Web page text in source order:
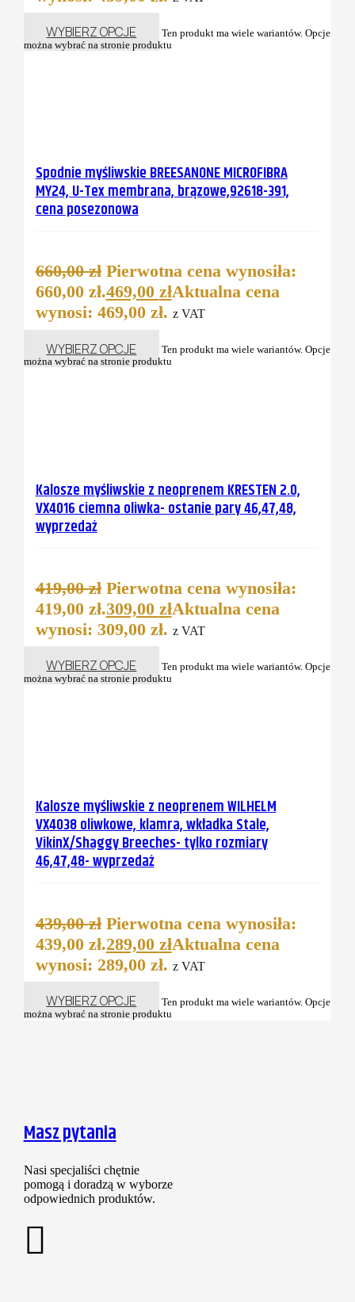
WYBIERZ OPCJE
Ten produkt ma wiele wariantów. Opcje
można wybrać na stronie produktu
Spodnie myśliwskie BREESANONE MICROFIBRA
MY24, U-Tex membrana, brązowe,92618-391,
cena posezonowa
660,00zł Pierwotna cena wynosiła:
660,00 zł.469,00 złAktualna cena
wynosi: 469,00 zł. z VAT
WYBIERZ OPCJE
Ten produkt ma wiele wariantów. Opcje
można wybrać na stronie produktu
Kalosze myśliwskie z neoprenem KRESTEN 2.0,
VX4016 ciemna oliwka- ostanie pary 46,47,48,
wyprzedaż
419,00zł Pierwotna cena wynosiła:
419,00 zł.309,00 złAktualna cena
wynosi: 309,00 zł. z VAT
WYBIERZ OPCJE
Ten produkt ma wiele wariantów. Opcje
można wybrać na stronie produktu
Kalosze myśliwskie z neoprenem WILHELM
VX4038 oliwkowe, klamra, wkładka Stale,
VikinX/Shaggy Breeches- tylko rozmiary
46,47,48- wyprzedaż
439,00zł Pierwotna cena wynosiła:
439,00 zł.289,00 złAktualna cena
wynosi: 289,00 zł. z VAT
WYBIERZ OPCJE
Ten produkt ma wiele wariantów. Opcje
można wybrać na stronie produktu
Masz pytania
Nasi specjaliści chętnie
pomogą i doradzą w wyborze
odpowiednich produktów.